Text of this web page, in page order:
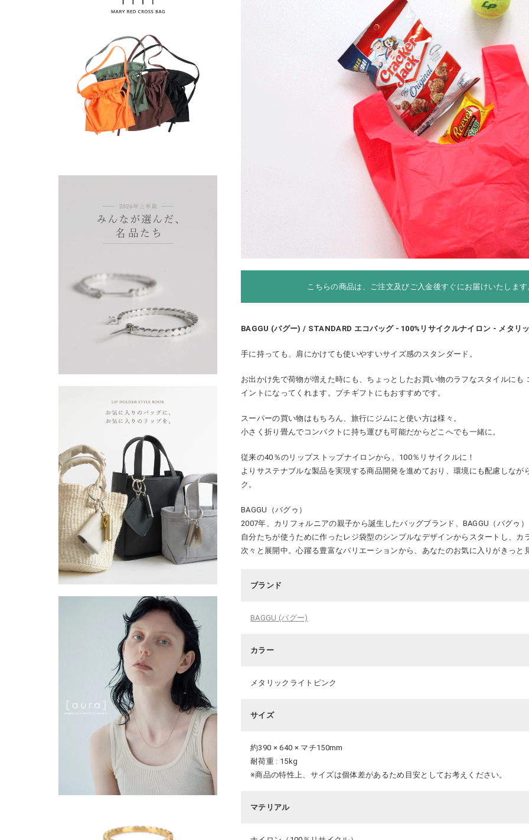
こちらの商品は、ご注文及びご入金後すぐにお届けいたします
BAGGU (バグー) / STANDARD エコバッグ - 100%リサイクルナイロン - メタリ
手に持っても、肩にかけても使いやすいサイズ感のスタンダード。
お出かけ先で荷物が増えた時にも、ちょっとしたお買い物のラフなスタイルにも
イントになってくれます。プチギフトにもおすすめです。
スーパーの買い物はもちろん、旅行にジムにと使い方は様々。
小さく折り畳んでコンパクトに持ち運びも可能だからどこへでも一緒に。
従来の40％のリップストップナイロンから、100％リサイクルに！
よりサステナブルな製品を実現する商品開発を進めており、環境にも配慮しなが
ク。
BAGGU（バグゥ）
2007年、カリフォルニアの親子から誕生したバッグブランド、BAGGU（バグゥ
自分たちが使うために作ったレジ袋型のシンプルなデザインからスタートし、カ
次々と展開中。心躍る豊富なバリエーションから、あなたのお気に入りがきっと
ブランド
BAGGU (バグー)
カラー
メタリックライトピンク
サイズ
約390 × 640 × マチ150mm
耐荷重 : 15kg
※商品の特性上、サイズは個体差があるため目安としてお考えください。
マテリアル